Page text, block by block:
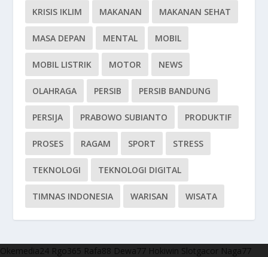
KRISIS IKLIM MAKANAN MAKANAN SEHAT
MASA DEPAN MENTAL MOBIL
MOBIL LISTRIK MOTOR NEWS
OLAHRAGA PERSIB PERSIB BANDUNG
PERSIJA PRABOWO SUBIANTO PRODUKTIF
PROSES RAGAM SPORT STRESS
TEKNOLOGI TEKNOLOGI DIGITAL
TIMNAS INDONESIA WARISAN WISATA
Okemedia24 Rgo365 Rafa88 Dewa77 Hokiwin Slotgacor Naga77